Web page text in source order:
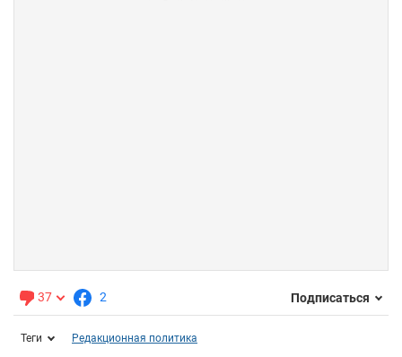
37 2 Подписаться
Теги Редакционная политика